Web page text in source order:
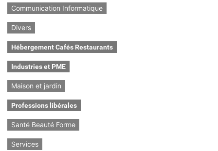
Communication Informatique
Divers
Hébergement Cafés Restaurants
Industries et PME
Maison et jardin
Professions libérales
Santé Beauté Forme
Services